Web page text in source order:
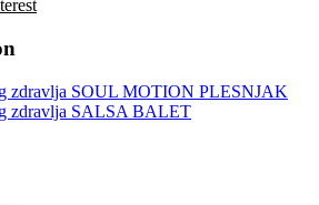
zdravlja SOUL MOTION PLESNJAK
zdravlja SALSA BALET